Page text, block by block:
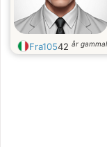
Fra10542 år gammal